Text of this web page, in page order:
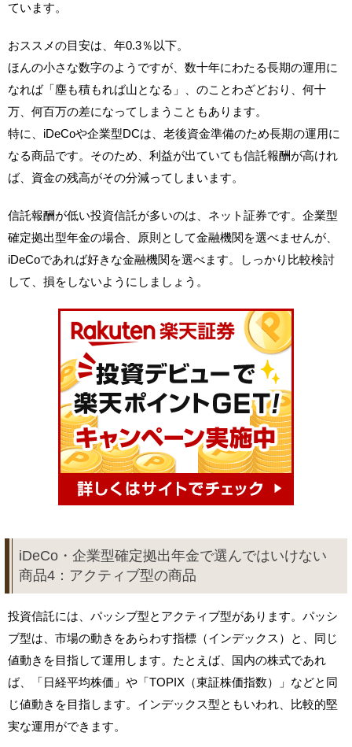
ています。
おススメの目安は、年0.3％以下。
ほんの小さな数字のようですが、数十年にわたる長期の運用に
なれば「塵も積もれば山となる」、のことわざどおり、何十
万、何百万の差になってしまうこともあります。
特に、iDeCoや企業型DCは、老後資金準備のため長期の運用に
なる商品です。そのため、利益が出ていても信託報酬が高けれ
ば、資金の残高がその分減ってしまいます。
信託報酬が低い投資信託が多いのは、ネット証券です。企業型
確定拠出型年金の場合、原則として金融機関を選べませんが、
iDeCoであれば好きな金融機関を選べます。しっかり比較検討
して、損をしないようにしましょう。
iDeCo・企業型確定拠出年金で選んではいけない
商品4：アクティブ型の商品
投資信託には、パッシブ型とアクティブ型があります。パッシ
ブ型は、市場の動きをあらわす指標（インデックス）と、同じ
値動きを目指して運用します。たとえば、国内の株式であれ
ば、「日経平均株価」や「TOPIX（東証株価指数）」などと同
じ値動きを目指します。インデックス型ともいわれ、比較的堅
実な運用ができます。